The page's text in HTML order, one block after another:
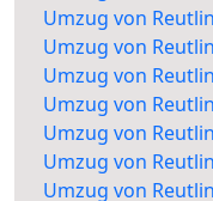
Umzug von
Umzug von
Umzug von
Umzug von
Umzug von
Umzug von
Umzug von